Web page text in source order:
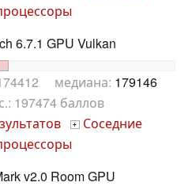
6.7.1 GPU Vulkan
медиана: 179146
197474 баллов
+ Соседние
v2.0 Room GPU